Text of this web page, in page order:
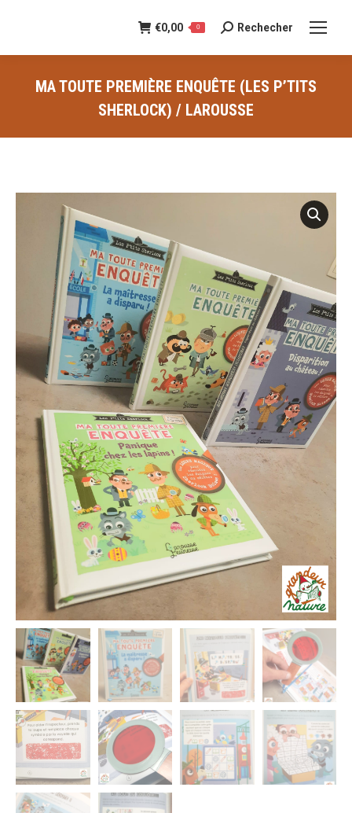
€0,00 0
Recherche
:
Rechecher
MA TOUTE PREMIÈRE ENQUÊTE (LES P’TITS
SHERLOCK) / LAROUSSE